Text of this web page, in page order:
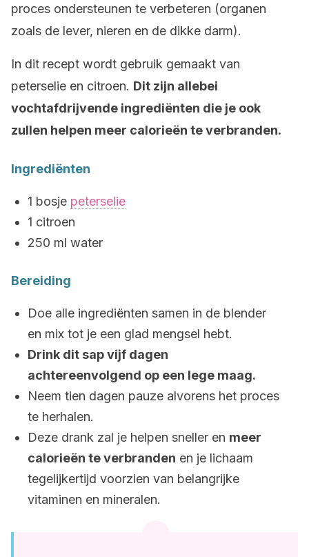
proces ondersteunen te verbeteren (organen
zoals de lever, nieren en de dikke darm).
In dit recept wordt gebruik gemaakt van
peterselie en citroen. Dit zijn allebei
vochtafdrijvende ingrediënten die je ook
zullen helpen meer calorieën te verbranden.
Ingrediënten
1 bosje peterselie
1 citroen
250 ml water
Bereiding
Doe alle ingrediënten samen in de blender
en mix tot je een glad mengsel hebt.
Drink dit sap vijf dagen
achtereenvolgend op een lege maag.
Neem tien dagen pauze alvorens het proces
te herhalen.
Deze drank zal je helpen sneller en meer
calorieën te verbranden en je lichaam
tegelijkertijd voorzien van belangrijke
vitaminen en mineralen.